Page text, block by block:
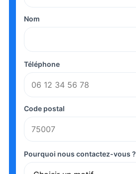
Nom
Téléphone
Code postal
Pourquoi nous contactez-vous ?